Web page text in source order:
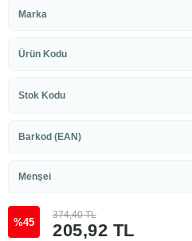
Marka
Ürün Kodu
Stok Kodu
Barkod (EAN)
Menşei
%45 205,92 TL
374,40 TL